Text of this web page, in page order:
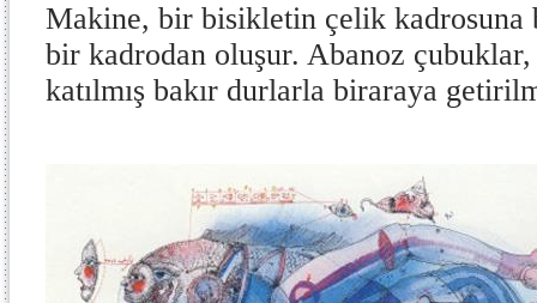
Makine, bir bisikletin çelik kadrosuna
bir kadrodan oluşur. Abanoz çubuklar,
katılmış bakır durlarla biraraya